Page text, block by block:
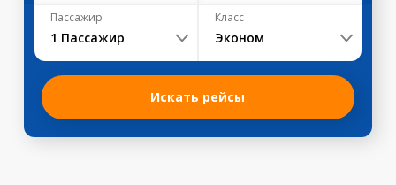
Пассажир
1 Пассажир
Класс
Эконом
Искать рейсы